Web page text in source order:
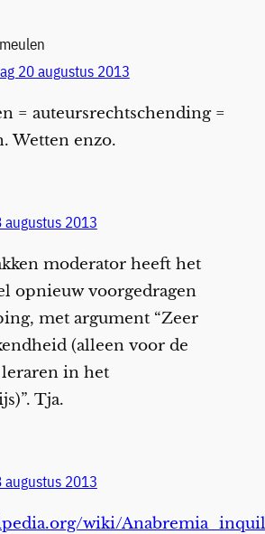
20 augustus 2013
= auteursrechtschending =
Wetten enzo.
augustus 2013
moderator heeft het
opnieuw voorgedragen
met argument “Zeer
(alleen voor de
leraren in het
Tja.
augustus 2013
wiki/